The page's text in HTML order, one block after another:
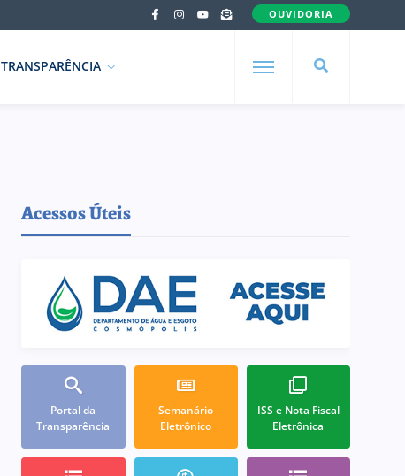
OUVIDORIA
TRANSPARÊNCIA
Acessos Úteis
Portal da
Transparência
Semanário
Eletrônico
ISS e Nota Fiscal
Eletrônica